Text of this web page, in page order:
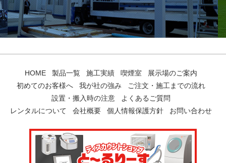
HOME 製品一覧 施工実績 喫煙室
展示場のご案内
初めてのお客様へ
我が社の強み
ご注文・施工までの流れ
設置・搬入時の注意
よくあるご質問
レンタルについて
会社概要 個人情報保護方針 お問い合わせ